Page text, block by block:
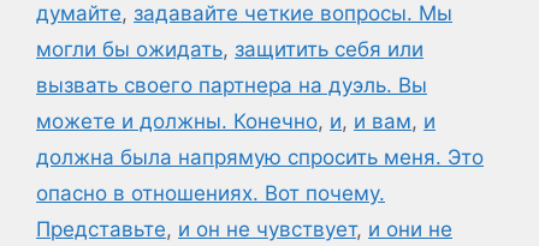
думайте, задавайте четкие вопросы. Мы
могли бы ожидать, защитить себя или
вызвать своего партнера на дуэль. Вы
можете и должны. Конечно, и, и вам, и
должна была напрямую спросить меня. Это
опасно в отношениях. Вот почему.
Представьте, и он не чувствует, и они не